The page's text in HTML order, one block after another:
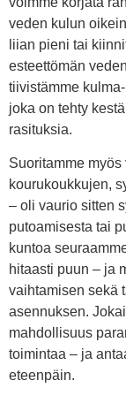
veden kulun
liian pieni tai
esteettömän
tiivistämme
joka on tehty
rasituksia.
Suoritamme
kourukoukkujen,
– oli vaurio sitten
putoamisesta tai
kuntoa
hitaasti puun – ja
vaihtamisen sekä
asennuksen.
mahdollisuus
toimintaa – ja
eteenpäin.